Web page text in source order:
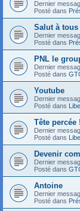
Dernier
Posté dans
Salut à
Dernier
Posté dans
PNL le
Dernier
Posté dans
Youtube
Dernier
Posté dans
Tête percée !
Dernier
Posté dans
Devenir
Dernier
Posté dans
Antoine
Dernier
Posté dans